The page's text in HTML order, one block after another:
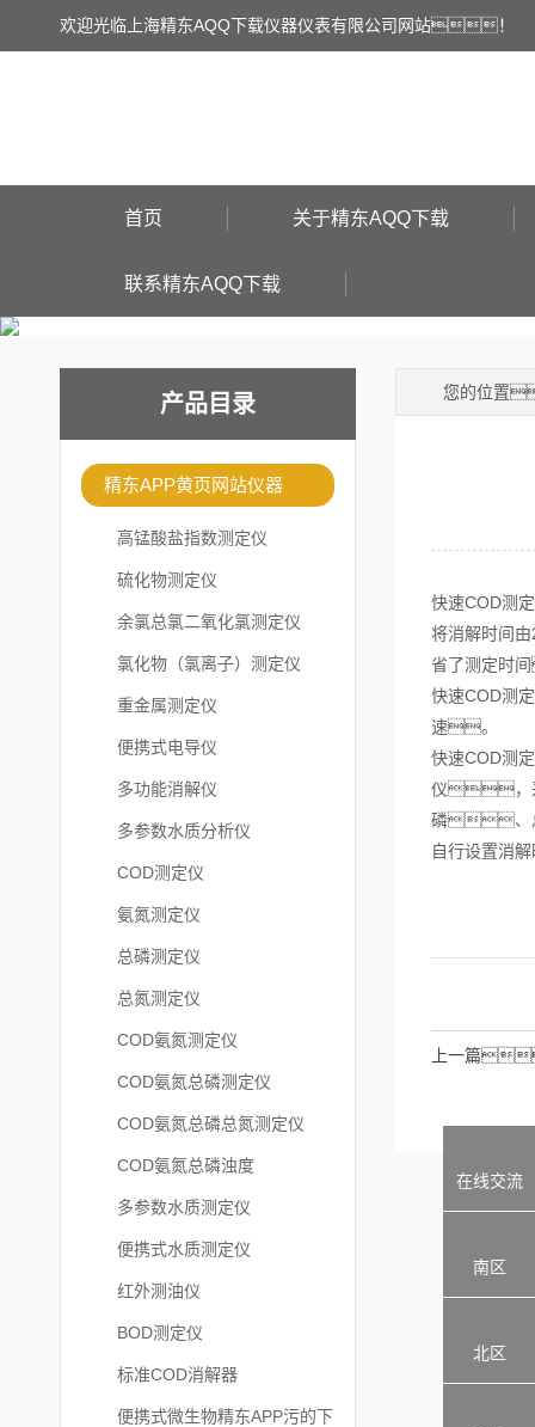
欢迎光临上海精东AQQ下载仪器仪表有限公司网站！
首页 关于精东AQQ下载
联系精东AQQ下载
产品目录
精东APP黄页网站仪器
高锰酸盐指数测定仪
硫化物测定仪
余氯总氯二氧化氯测定仪
氯化物（氯离子）测定仪
重金属测定仪
便携式电导仪
多功能消解仪
多参数水质分析仪
COD测定仪
氨氮测定仪
总磷测定仪
总氮测定仪
COD氨氮测定仪
COD氨氮总磷测定仪
COD氨氮总磷总氮测定仪
COD氨氮总磷浊度
多参数水质测定仪
便携式水质测定仪
红外测油仪
BOD测定仪
标准COD消解器
便携式微生物精东APP污的下
您的位置
快速COD测
将消解时间
省了测定
快速COD测
速。
快速COD测
仪，
磷、总
自行设置消
上一篇
在线交流
南区
北区